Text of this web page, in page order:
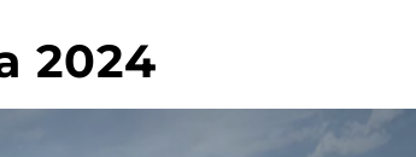
2024